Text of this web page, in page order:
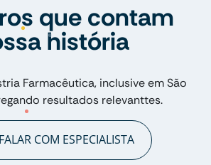
que contam
história
Farmacêutica, inclusive em São
resultados relevanttes.
FALAR COM ESPECIALISTA